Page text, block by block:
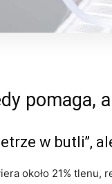
pomaga,
w butli”,
około 21% tlenu,